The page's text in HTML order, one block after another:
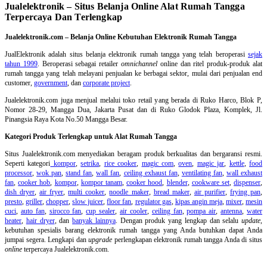
Jualelektronik – Situs Belanja Online Alat Rumah Tangga
Terpercaya Dan Terlengkap
Jualelektronik.com – Belanja Online Kebutuhan Elektronik Rumah Tangga
JualElektronik adalah situs belanja elektronik rumah tanggayang telah beroperasisejak
tahun 1999. Beroperasi sebagai retaileromnichannel online dan ritel produk-produk alat
rumah tangga yang telah melayani penjualan ke berbagai sektor, mulai dari penjualan end
customer, government , dan corporate project
Jualelektronik.com juga menjual melalui toko retail yang berada di Ruko Harco, Blok P,
Nomor 28-29, Mangga Dua, Jakarta Pusat dan di Ruko Glodok Plaza, Komplek, Jl.
Pinangsia Raya Kota No.50 Mangga Besar.
Kategori Produk Terlengkap untuk Alat Rumah Tangga
Situs Jualelektronik.com menyediakan beragam produk berkualitas dan bergaransi resmi.
Seperti kategori kompor,setrika rice cooker magic com,oven magic jar kettle,food
processor ,wok pan ,stand fan ,wall fan ceiling exhaust fan, ventilating fan, wall exhaust
fan ,cooker hob kompor, kompor tanam,cooker hood blender, cookware set,dispenser
dish dryer ,air fryer ,multi cooker ,noodle maker, bread maker, air purifier, frying pan
presto ,griller ,chopper ,slow juicer ,floor fan regulator gas, kipas angin meja, mixer,mesin
cuci auto fan, sirocco fan ,cup sealer ,air cooler, ceiling fan,pompa air ,antenna ,water
heater hair dryer, dan banyak lainnya. Dengan produk yang lengkap dan selalu update
kebutuhan spesialis barang elektronik rumah tangga yang Anda butuhkan dapat Anda
jumpai segera. Lengkapi danupgrade perlengkapan elektronik rumah tangga Anda di situs
online terpercaya Jualelektronik.com.